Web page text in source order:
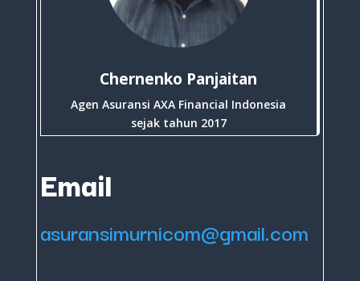
Chernenko Panjaitan
Agen Asuransi AXA Financial Indonesia
sejak tahun 2017
Email
asuransimurnicom@gmail.com